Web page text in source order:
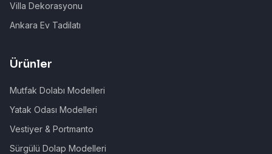
Villa Dekorasyonu
Ankara Ev Tadilatı
Ürünler
Mutfak Dolabı Modelleri
Yatak Odası Modelleri
Vestiyer & Portmanto
Sürgülü Dolap Modelleri